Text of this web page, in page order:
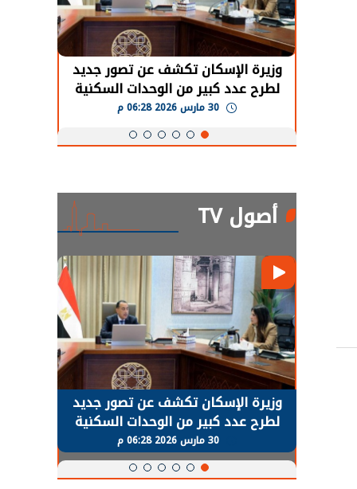
وزيرة الإسكان تكشف عن تصور جديد
لطرح عدد كبير من الوحدات السكنية
بنظام الإيجار
أصول TV
وزيرة الإسكان تكشف عن تصور جديد
لطرح عدد كبير من الوحدات السكنية
بنظام الإيجار